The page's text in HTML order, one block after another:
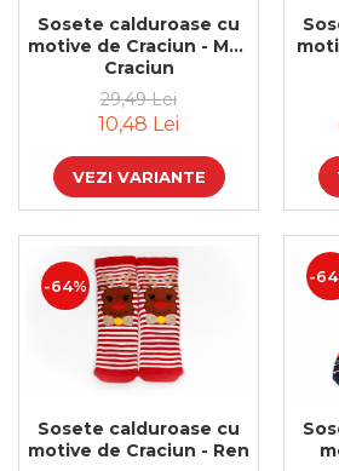
Feng Shui
Tablouri personalizate
Diplome si Plachete
Insigne
Felicitari din lemn
Felicitari pentru cei dragi
Felicitari cu model
Rame foto din lemn
Camion din lemn
Aromaterapie
Papioane din lemn
Decoratiuni pentru casa
Sosete calduroase cu
motive de Craciun - Mos
Craciun
29,49 Lei
10,48 Lei
VEZI VARIANTE
-64%
Sosete calduroase cu
motive de Craciun - Ren
-